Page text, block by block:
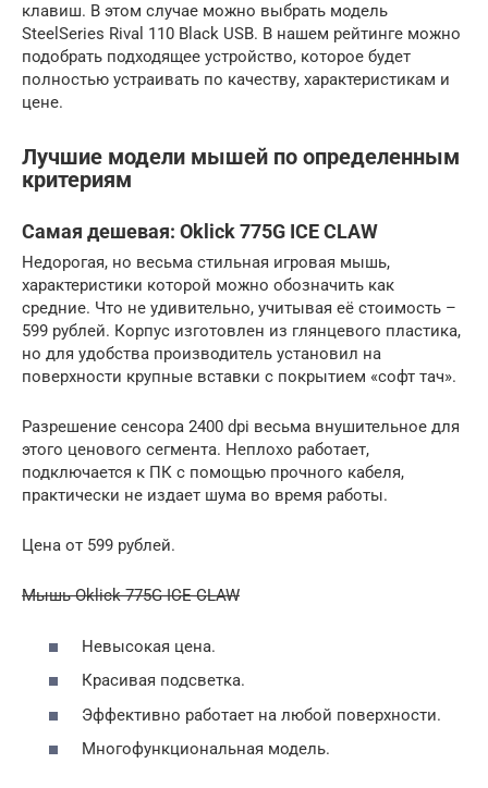
клавиш. В этом случае можно выбрать модель
SteelSeries Rival 110 Black USB. В нашем рейтинге можно
подобрать подходящее устройство, которое будет
полностью устраивать по качеству, характеристикам и
цене.
Лучшие модели мышей по определенным
критериям
Самая дешевая: Oklick 775G ICE CLAW
Недорогая, но весьма стильная игровая мышь,
характеристики которой можно обозначить как
средние. Что не удивительно, учитывая её стоимость –
599 рублей. Корпус изготовлен из глянцевого пластика,
но для удобства производитель установил на
поверхности крупные вставки с покрытием «софт тач».
Разрешение сенсора 2400 dpi весьма внушительное для
этого ценового сегмента. Неплохо работает,
подключается к ПК с помощью прочного кабеля,
практически не издает шума во время работы.
Цена от 599 рублей.
Мышь Oklick 775G ICE CLAW
Невысокая цена.
Красивая подсветка.
Эффективно работает на любой поверхности.
Многофункциональная модель.